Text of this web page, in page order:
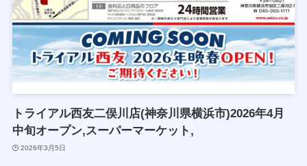
トライアル西友二俣川店(神奈川県横浜市)2026年4月
中旬オープン,スーパーマーケット,
2026年3月5日